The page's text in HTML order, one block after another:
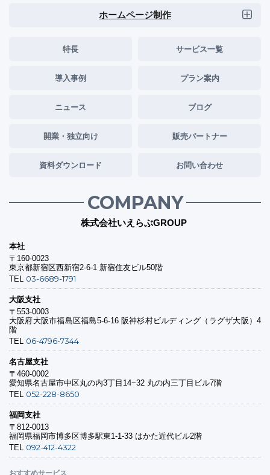
ホームページ制作
特長 サービス一覧
導入事例 プラン案内
ニュース ブログ
開業・独立向け 販売パートナー
資料ダウンロード お問い合わせ
COMPANY
株式会社いえらぶGROUP
本社
〒160-0023
東京都新宿区西新宿2-6-1 新宿住友ビル50階
TEL 03-6689-1791
大阪支社
〒553-0003
大阪府大阪市福島区福島5-6-16 阪神杉村ビルディング（ラグザ大阪）4
階
TEL 06-4796-7344
名古屋支社
〒460-0002
愛知県名古屋市中区丸の内3丁目14−32 丸の内三丁目ビル7階
TEL 052-228-8650
福岡支社
〒812-0013
福岡県福岡市博多区博多駅東1-1-33 はかた近代ビル2階
TEL 092-412-4322
おすすめサービス